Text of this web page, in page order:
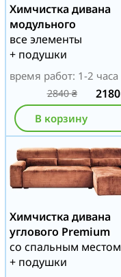
Химчистка дивана
модульного
все элементы
+ подушки
время работ: 1-2 часа
2840₴ 2180
В корзину
Химчистка дивана
углового Premium
со спальным местом
+ подушки